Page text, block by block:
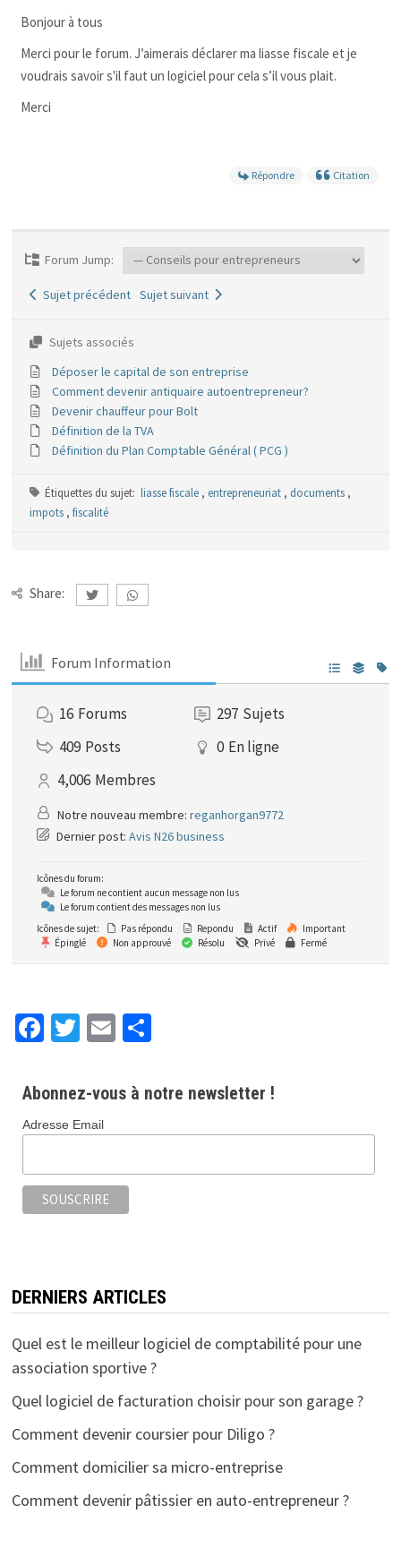
Bonjour à tous
Merci pour le forum. J’aimerais déclarer ma liasse fiscale et je
voudrais savoir s'il faut un logiciel pour cela s’il vous plait.
Merci
Répondre Citation
Forum Jump:
Sujet précédent Sujet suivant
Sujets associés
Déposer le capital de son entreprise
Comment devenir antiquaire autoentrepreneur?
Devenir chauffeur pour Bolt
Définition de la TVA
Définition du Plan Comptable Général ( PCG )
Étiquettes du sujet: liasse fiscale , entrepreneuriat , documents ,
impots , fiscalité
Share:
Forum Information
16 Forums 297 Sujets
409 Posts 0 En ligne
4,006 Membres
Notre nouveau membre: reganhorgan9772
Dernier post: Avis N26 business
Icônes du forum:
Le forum ne contient aucun message non lus
Le forum contient des messages non lus
Icônes de sujet:
Pas répondu Repondu Actif
Important
Épinglé
Non approuvé Résolu Privé Fermé
Fa
b
o
o
k
T
tt
er
E
ai
P
ta
r
Abonnez-vous à notre newsletter !
Adresse Email
DERNIERS ARTICLES
Quel est le meilleur logiciel de comptabilité pour une
association sportive ?
Quel logiciel de facturation choisir pour son garage ?
Comment devenir coursier pour Diligo ?
Comment domicilier sa micro-entreprise
Comment devenir pâtissier en auto-entrepreneur ?